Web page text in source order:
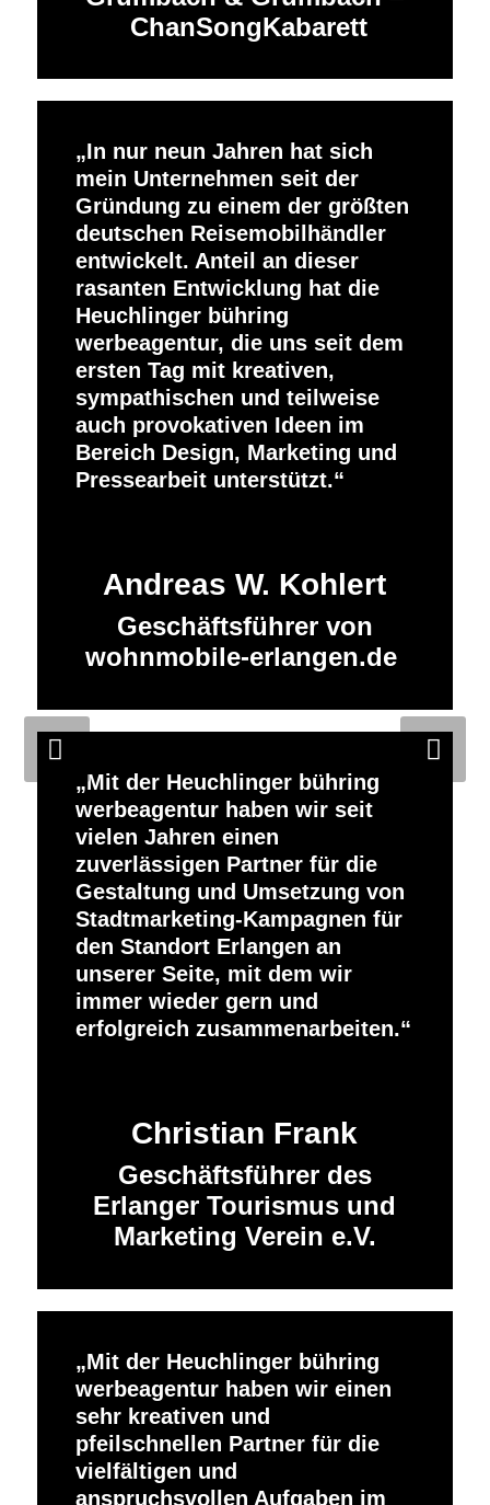
ChanSongKabarett
In nur neun Jahren hat sich
mein Unternehmen seit der
Gründung zu einem der größten
deutschen Reisemobilhändler
entwickelt. Anteil an dieser
rasanten Entwicklung hat die
Heuchlinger bühring
werbeagentur, die uns seit dem
ersten Tag mit kreativen,
sympathischen und teilweise
auch provokativen Ideen im
Bereich Design, Marketing und
Pressearbeit unterstützt.
Andreas W. Kohlert
Geschäftsführer von
wohnmobile-erlangen.de
Mit der Heuchlinger bühring
werbeagentur haben wir seit
vielen Jahren einen
zuverlässigen Partner für die
Gestaltung und Umsetzung von
Stadtmarketing-Kampagnen für
den Standort Erlangen an
unserer Seite, mit dem wir
immer wieder gern und
erfolgreich zusammenarbeiten.
Christian Frank
Geschäftsführer des
Erlanger Tourismus und
Marketing Verein e.V.
Mit der Heuchlinger bühring
werbeagentur haben wir einen
sehr kreativen und
pfeilschnellen Partner für die
vielfältigen und
anspruchsvollen Aufgaben im